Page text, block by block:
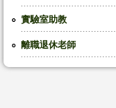
實驗室助教
離職退休老師